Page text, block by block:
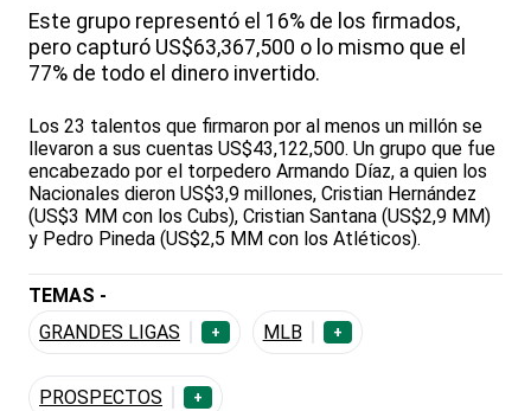
Este grupo representó el 16% de los firmados,
pero capturó US$63,367,500 o lo mismo que el
77% de todo el dinero invertido.
Los 23 talentos que firmaron por al menos un millón se
llevaron a sus cuentas US$43,122,500. Un grupo que fue
encabezado por el torpedero Armando Díaz, a quien los
Nacionales dieron US$3,9 millones, Cristian Hernández
(US$3 MM con los Cubs), Cristian Santana (US$2,9 MM)
y Pedro Pineda (US$2,5 MM con los Atléticos).
TEMAS -
GRANDES LIGAS
+ MLB +
PROSPECTOS +